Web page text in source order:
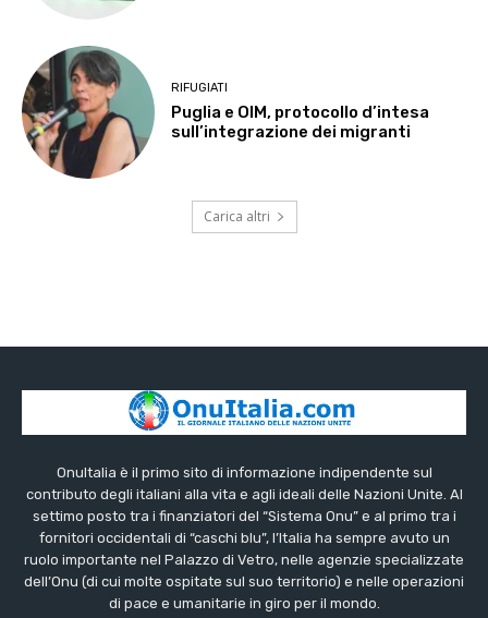
RIFUGIATI
Puglia e OIM, protocollo d’intesa
sull’integrazione dei migranti
Carica altri
OnuItalia è il primo sito di informazione indipendente sul
contributo degli italiani alla vita e agli ideali delle Nazioni Unite. Al
settimo posto tra i finanziatori del “Sistema Onu” e al primo tra i
fornitori occidentali di “caschi blu”, l’Italia ha sempre avuto un
ruolo importante nel Palazzo di Vetro, nelle agenzie specializzate
dell’Onu (di cui molte ospitate sul suo territorio) e nelle operazioni
di pace e umanitarie in giro per il mondo.